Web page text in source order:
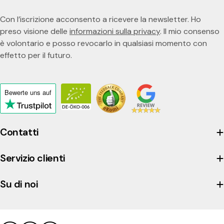
Contatti
Servizio clienti
Su di noi
Con l’iscrizione acconsento a ricevere la newsletter. Ho
preso visione delle informazioni sulla privacy. Il mio consenso
è volontario e posso revocarlo in qualsiasi momento con
effetto per il futuro.
Bewerte uns auf
Click
to
view
company's
profile